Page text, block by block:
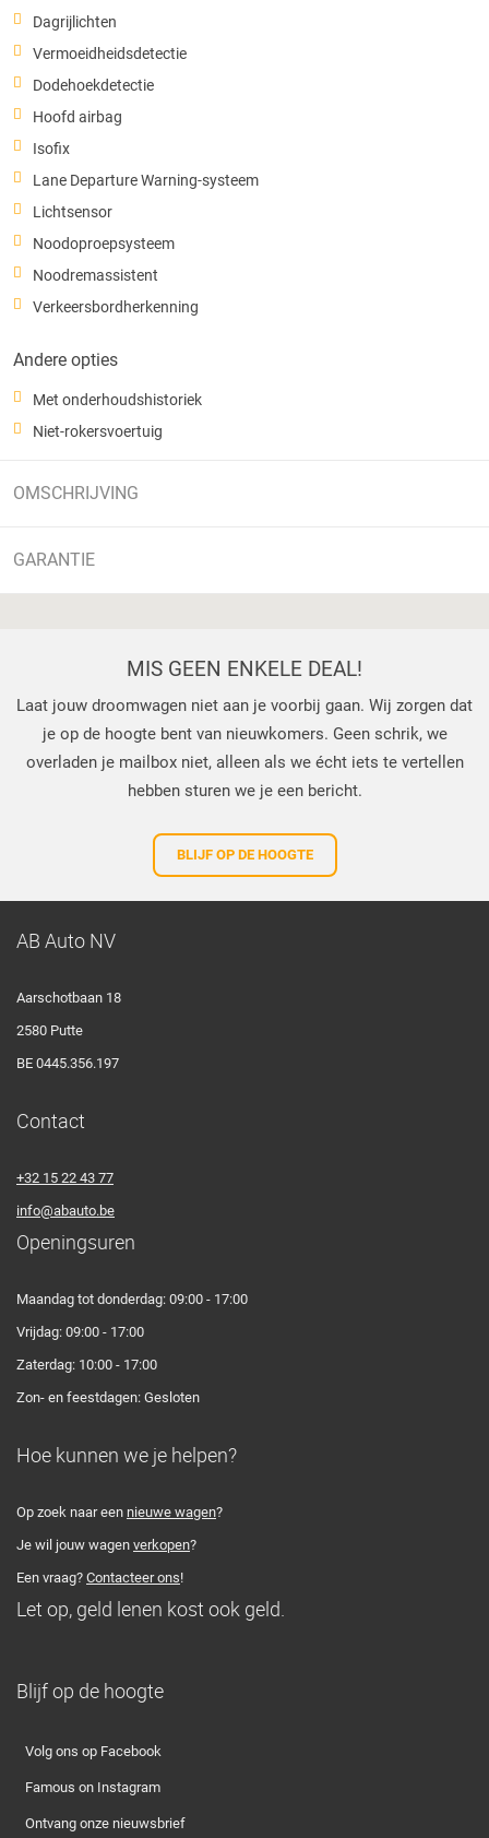
Dagrijlichten
Vermoeidheidsdetectie
Dodehoekdetectie
Hoofd airbag
Isofix
Lane Departure Warning-systeem
Lichtsensor
Noodoproepsysteem
Noodremassistent
Verkeersbordherkenning
Andere opties
Met onderhoudshistoriek
Niet-rokersvoertuig
OMSCHRIJVING
GARANTIE
MIS GEEN ENKELE DEAL!
Laat jouw droomwagen niet aan je voorbij gaan. Wij zorgen dat
je op de hoogte bent van nieuwkomers. Geen schrik, we
overladen je mailbox niet, alleen als we écht iets te vertellen
hebben sturen we je een bericht.
BLIJF OP DE HOOGTE
AB Auto NV
Aarschotbaan 18
2580 Putte
BE 0445.356.197
Contact
+32 15 22 43 77
info@abauto.be
Openingsuren
Maandag tot donderdag: 09:00 - 17:00
Vrijdag: 09:00 - 17:00
Zaterdag: 10:00 - 17:00
Zon- en feestdagen: Gesloten
Hoe kunnen we je helpen?
Op zoek naar een nieuwe wagen?
Je wil jouw wagen verkopen?
Een vraag? Contacteer ons!
Let op, geld lenen kost ook geld.
Blijf op de hoogte
Volg ons op Facebook
Famous on Instagram
Ontvang onze nieuwsbrief